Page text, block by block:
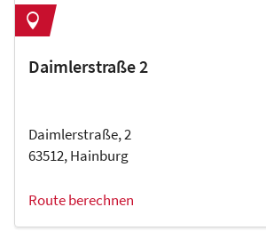
Daimlerstraße 2
Daimlerstraße, 2
63512, Hainburg
Route berechnen